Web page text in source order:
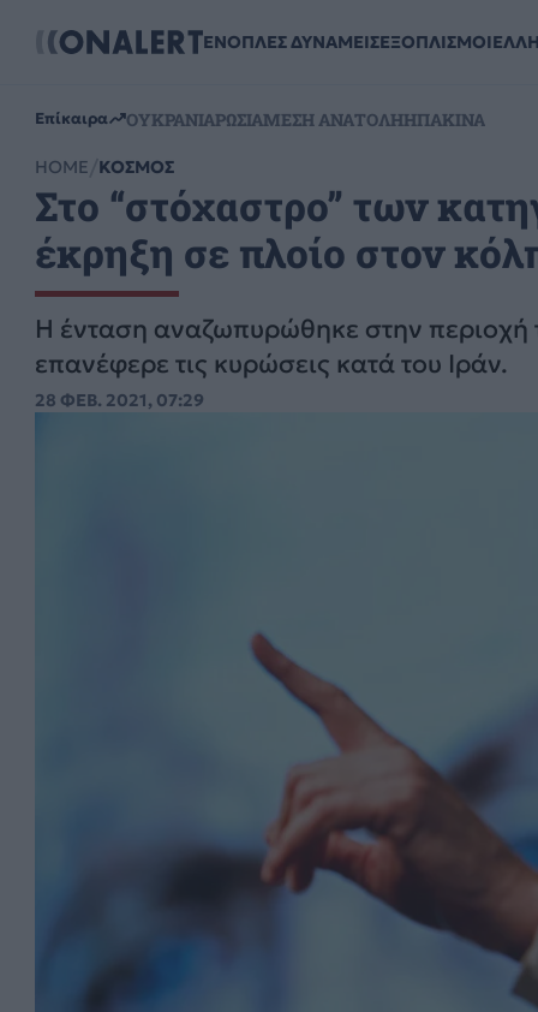
ΕΝΟΠΛΕΣ ΔΥΝΑΜΕΙΣΕΞΟΠΛΙΣΜΟΙ
Επίκαιρα ΟΥΚΡΑΝΙΑΡΩΣΙΑΜΕΣΗ ΑΝΑΤΟΛΗΗΠΑΚΙΝΑ
HOME ΚΟΣΜΟΣ
Στο “στόχαστρο” των
έκρηξη σε πλοίο στον
Η ένταση αναζωπυρώθηκε στην
επανέφερε τις κυρώσεις κατά του Ιράν.
28 ΦΕΒ. 2021, 07:29